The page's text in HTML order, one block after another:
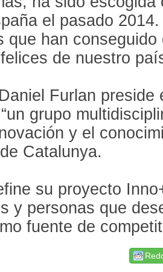
el pasado
que han
de nuestro
Furlan preside
grupo
y el
Catalunya.
su proyecto
y personas que
fuente de